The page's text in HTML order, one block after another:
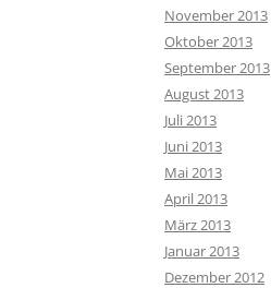
November 2013
Oktober 2013
September 2013
August 2013
Juli 2013
Juni 2013
Mai 2013
April 2013
März 2013
Januar 2013
Dezember 2012